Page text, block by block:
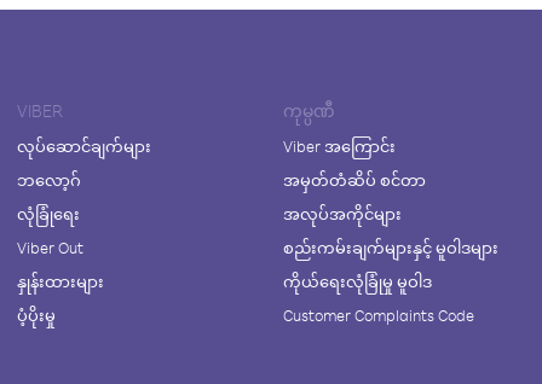
VIBER
လုပ်ဆောင်ချက်များ
ဘလော့ဂ်
လုံခြုံရေး
Viber Out
နှုန်းထားများ
ပံ့ပိုးမှု
ကုမ္ပဏီ
Viber အကြောင်း
အမှတ်တံဆိပ် စင်တာ
အလုပ်အကိုင်များ
စည်းကမ်းချက်များနှင့် မူဝါဒများ
ကိုယ်ရေးလုံခြုံမှု မူဝါဒ
Customer Complaints Code